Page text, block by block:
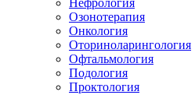
Нефрология
Озонотерапия
Онкология
Оториноларингология
Офтальмология
Подология
Проктология